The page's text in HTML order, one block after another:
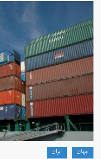
جهان ايران